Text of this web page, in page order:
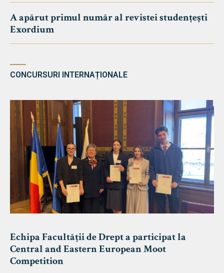
A apărut primul număr al revistei studențești
Exordium
CONCURSURI INTERNAȚIONALE
Echipa Facultății de Drept a participat la
Central and Eastern European Moot
Competition